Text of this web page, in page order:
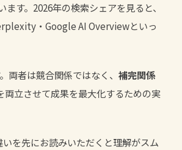
す。2026年の検索シェアを見ると、
・Google AI Overviewといっ
者は競合関係ではなく、 補完関係
両立させて成果を最大化するための実
いを先にお読みいただくと理解がスム